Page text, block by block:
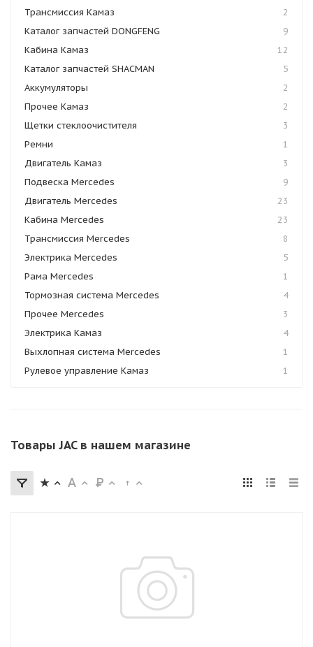
Трансмиссия Камаз
2
Каталог запчастей DONGFENG
9
Кабина Камаз
12
Каталог запчастей SHACMAN
5
Аккумуляторы
2
Прочее Камаз
2
Щетки стеклоочистителя
3
Ремни
1
Двигатель Камаз
3
Подвеска Mercedes
9
Двигатель Mercedes
23
Кабина Mercedes
23
Трансмиссия Mercedes
8
Электрика Mercedes
5
Рама Mercedes
1
Тормозная система Mercedes
4
Прочее Mercedes
3
Электрика Камаз
4
Выхлопная система Mercedes
1
Рулевое управление Камаз
1
Товары JAC в нашем магазине